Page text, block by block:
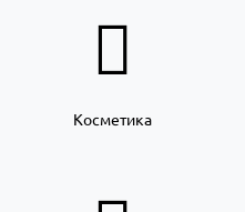
Косметика